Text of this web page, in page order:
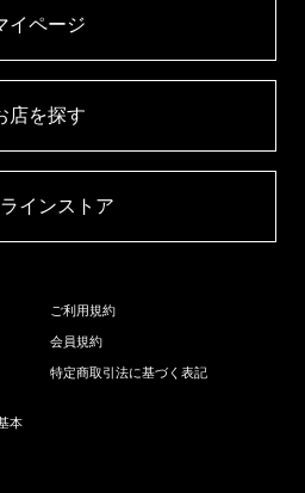
イページ​
店を探す​
インストア​
ご利用規約
会員規約
特定商取引法に基づく表記
本